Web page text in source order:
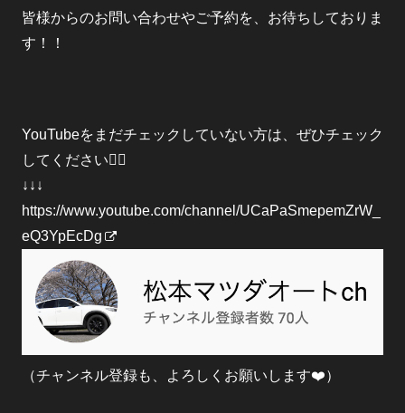
皆様からのお問い合わせやご予約を、お待ちしておりま
す！！
YouTubeをまだチェックしていない方は、ぜひチェック
してください🙋‍♀️
↓↓↓
https://www.youtube.com/channel/UCaPaSmepemZrW_
eQ3YpEcDg
（チャンネル登録も、よろしくお願いします❤️）